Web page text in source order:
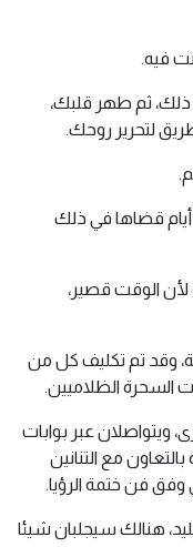
فيه.
ثم طهر قلبك،
لتحرير روحك.
أيام قضاها في ذلك
لأن الوقت قصير،
وقد تم تكليف كل من
السحرة الظلاميين.
ويتواصلان عبر بوابات
مع التنانين
فن ختمة الرؤيا.
هنالك سيجلبان شيئا